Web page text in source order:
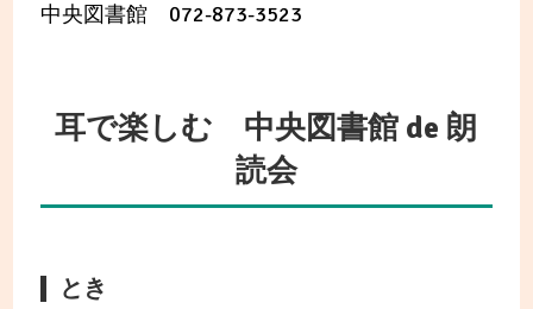
中央図書館 072-873-3523
耳で楽しむ 中央図書館 de 朗
読会
とき